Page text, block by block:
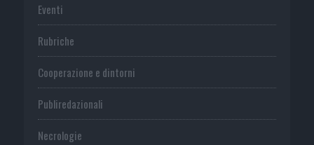
Eventi
Rubriche
Cooperazione e dintorni
Publiredazionali
Necrologie